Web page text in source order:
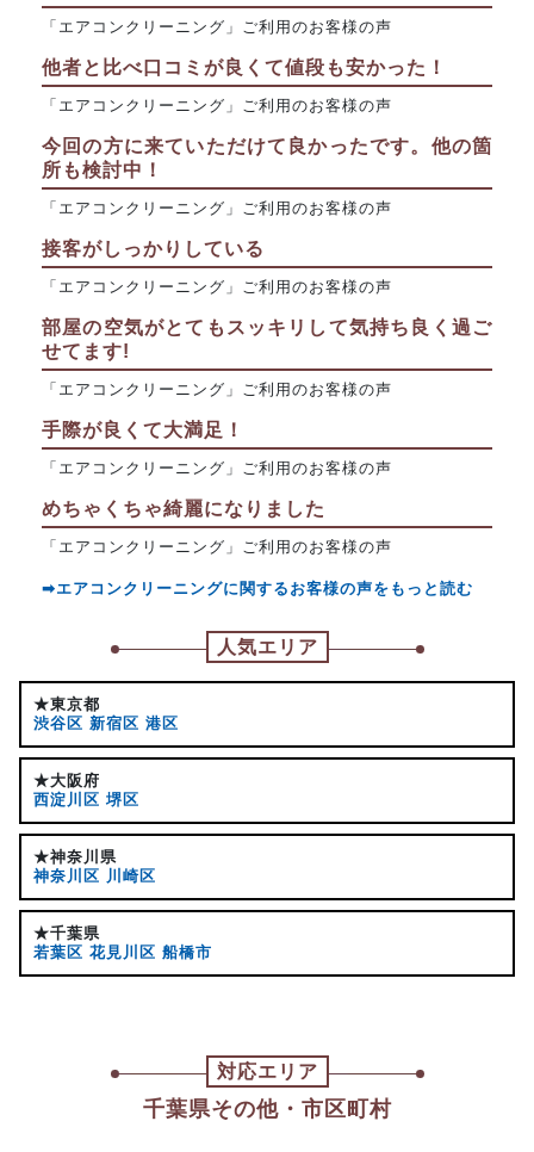
「エアコンクリーニング」ご利用のお客様の声
他者と比べ口コミが良くて値段も安かった！
「エアコンクリーニング」ご利用のお客様の声
今回の方に来ていただけて良かったです。他の箇
所も検討中！
「エアコンクリーニング」ご利用のお客様の声
接客がしっかりしている
「エアコンクリーニング」ご利用のお客様の声
部屋の空気がとてもスッキリして気持ち良く過ご
せてます!
「エアコンクリーニング」ご利用のお客様の声
手際が良くて大満足！
「エアコンクリーニング」ご利用のお客様の声
めちゃくちゃ綺麗になりました
「エアコンクリーニング」ご利用のお客様の声
➡エアコンクリーニングに関するお客様の声をもっと読む
人気エリア
★東京都
渋谷区 新宿区 港区
★大阪府
西淀川区 堺区
★神奈川県
神奈川区 川崎区
★千葉県
若葉区 花見川区 船橋市
対応エリア
千葉県その他・市区町村